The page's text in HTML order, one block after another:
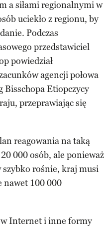
a siłami regionalnymi w
uciekło z regionu, by
Podczas
przedstawiciel
powiedział
agencji połowa
Bisschopa Etiopczycy
przeprawiając się
reagowania na taką
000 osób, ale ponieważ
szybko rośnie, kraj musi
nawet 100 000
Internet i inne formy